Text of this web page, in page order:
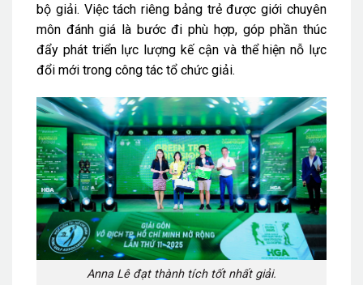
bộ giải. Việc tách riêng bảng trẻ được giới chuyên
môn đánh giá là bước đi phù hợp, góp phần thúc
đẩy phát triển lực lượng kế cận và thể hiện nỗ lực
đổi mới trong công tác tổ chức giải.
Anna Lê đạt thành tích tốt nhất giải.